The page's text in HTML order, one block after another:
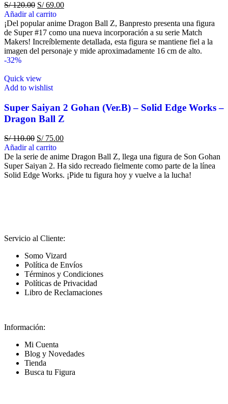
S/120.00 S/69.00
Añadir al carrito
¡Del popular anime Dragon Ball Z, Banpresto presenta una figura
de Super #17 como una nueva incorporación a su serie Match
Makers! Increíblemente detallada, esta figura se mantiene fiel a la
imagen del personaje y mide aproximadamente 16 cm de alto.
-32%
Quick view
Add to wishlist
Super Saiyan 2 Gohan (Ver.B) – Solid Edge Works –
Dragon Ball Z
S/110.00 S/75.00
Añadir al carrito
De la serie de anime Dragon Ball Z, llega una figura de Son Gohan
Super Saiyan 2. Ha sido recreado fielmente como parte de la línea
Solid Edge Works. ¡Pide tu figura hoy y vuelve a la lucha!
Servicio al Cliente:
Somo Vizard
Política de Envíos
Términos y Condiciones
Políticas de Privacidad
Libro de Reclamaciones
Información:
Mi Cuenta
Blog y Novedades
Tienda
Busca tu Figura